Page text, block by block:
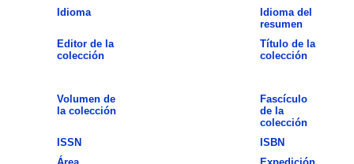
Idioma
Idioma del
resumen
Editor de la
colección
Título de la
colección
Volumen de
la colección
Fascículo
de la
colección
ISSN
ISBN